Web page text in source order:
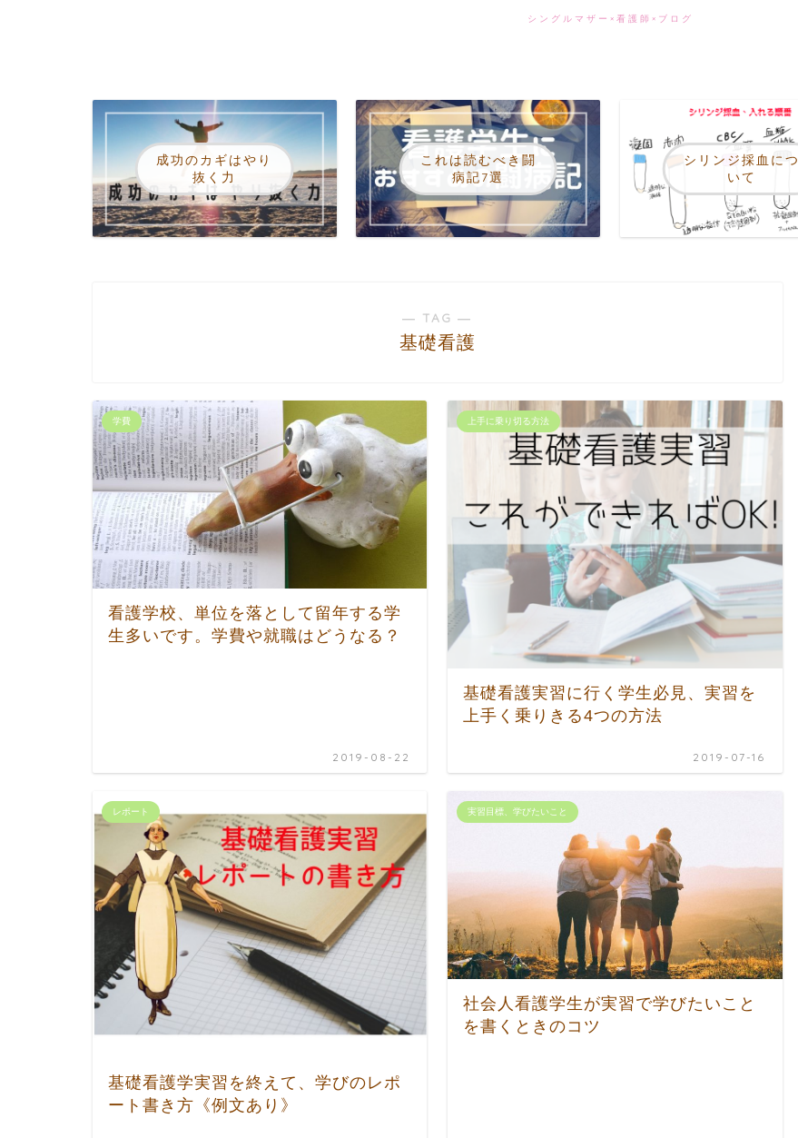
シングルマザー×看護師×ブログ
成功のカギはやり
抜く力
これは読むべき闘
病記7選
シリンジ採血につ
いて
― TAG ―
基礎看護
学費
看護学校、単位を落として留年する学
生多いです。学費や就職はどうなる？
2019-08-22
上手に乗り切る方法
基礎看護実習に行く学生必見、実習を
上手く乗りきる4つの方法
2019-07-16
レポート
基礎看護学実習を終えて、学びのレポ
ート書き方《例文あり》
実習目標、学びたいこと
社会人看護学生が実習で学びたいこと
を書くときのコツ